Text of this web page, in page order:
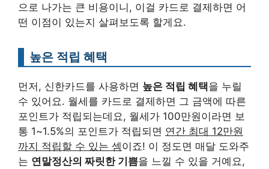
으로 나가는 큰 비용이니, 이걸 카드로 결제하면 어
떤 이점이 있는지 살펴보도록 할게요.
높은 적립 혜택
먼저, 신한카드를 사용하면 높은 적립 혜택을 누릴
수 있어요. 월세를 카드로 결제하면 그 금액에 따른
포인트가 적립되는데요, 월세가 100만원이라면 보
통 1~1.5%의 포인트가 적립되면 연간 최대 12만원
까지 적립할 수 있는 셈이죠! 이 정도면 매달 도와주
는 연말정산의 짜릿한 기쁨을 느낄 수 있을 거예요,